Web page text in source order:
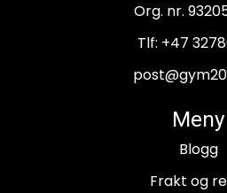
Org. nr.
Tlf: +47
Meny
Blogg
Frakt og